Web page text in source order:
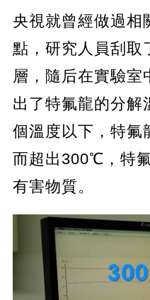
央視就曾經做過相
點，研究人員刮取
層，隨后在實驗室
出了特氟龍的分
個溫度以下，特氟
而超出300℃，特
有害物質。